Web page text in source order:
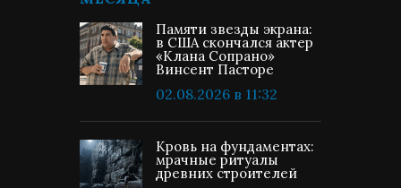
Памяти звезды экрана:
в США скончался актер
«Клана Сопрано»
Винсент Пасторе
02.08.2026 в 11:32
Кровь на фундаментах:
мрачные ритуалы
древних строителей